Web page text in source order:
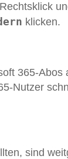
klicken.
365-Abos
Nutzer
sind